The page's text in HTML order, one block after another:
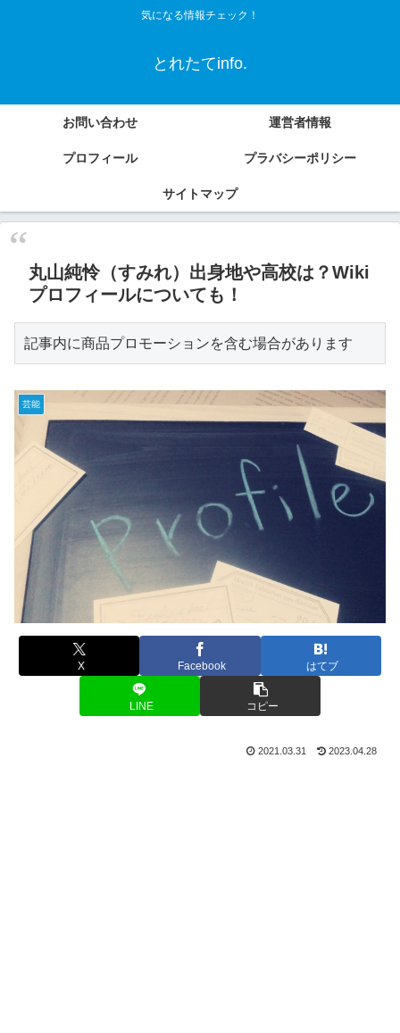
気になる情報チェック！
とれたてinfo.
お問い合わせ 運営者情報
プロフィール プラバシーポリシー
サイトマップ
丸山純怜（すみれ）出身地や高校は？Wiki
プロフィールについても！
記事内に商品プロモーションを含む場合があります
芸能
X Facebook はてブ
LINE コピー
2021.03.31 2023.04.28